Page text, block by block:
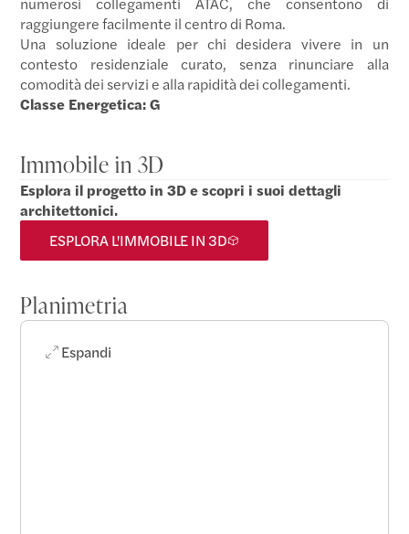
raggiungere facilmente il centro di Roma.
Una soluzione ideale per chi desidera vivere in un
contesto residenziale curato, senza rinunciare alla
comodità dei servizi e alla rapidità dei collegamenti.
Classe Energetica: G
Immobile in 3D
Esplora il progetto in 3D e scopri i suoi dettagli
architettonici.
ESPLORA L'IMMOBILE IN 3D
Planimetria
Espandi